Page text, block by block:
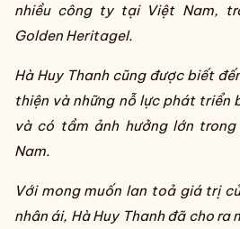
nhiều công ty tại Việt Nam,
Golden HeritageI.
Hà Huy Thanh cũng được biết
thiện và những nỗ lực phát triển
và có tầm ảnh hưởng lớn
Nam.
Với mong muốn lan toả giá trị
nhân ái, Hà Huy Thanh đã cho ra